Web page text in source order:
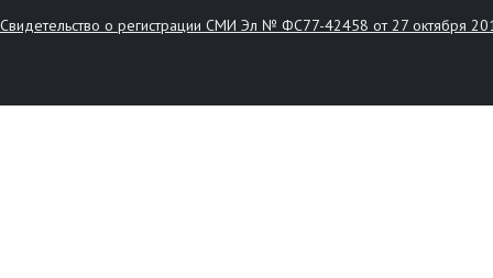
Свидетельство о регистрации СМИ Эл № ФС77-42458 от 27 октября